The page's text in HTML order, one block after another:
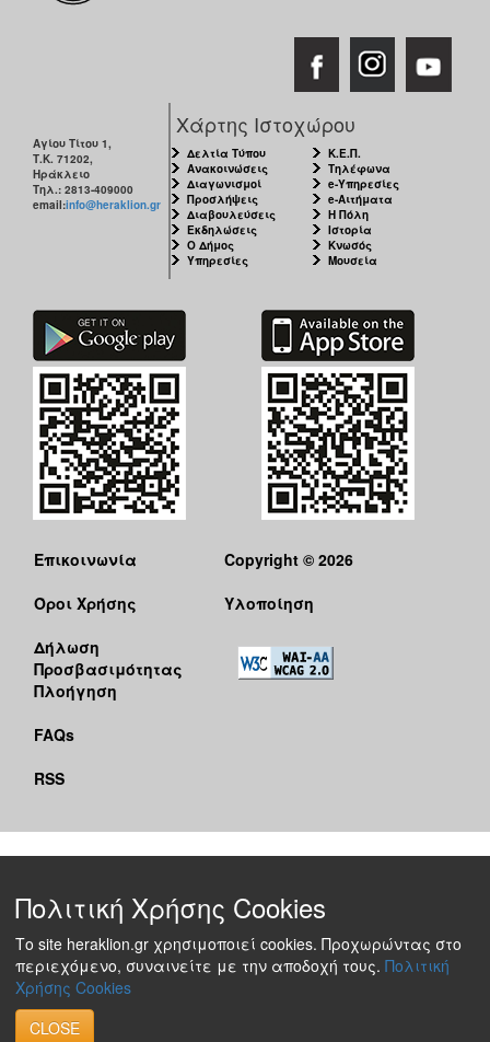
Αγίου Τίτου 1,
Τ.Κ. 71202,
Ηράκλειο
Τηλ.: 2813-409000
email:info@heraklion.gr
Χάρτης Ιστοχώρου
Δελτία Τύπου
Ανακοινώσεις
Διαγωνισμοί
Προσλήψεις
Διαβουλεύσεις
Εκδηλώσεις
Ο Δήμος
Υπηρεσίες
Κ.Ε.Π.
Τηλέφωνα
e-Υπηρεσίες
e-Αιτήματα
Η Πόλη
Ιστορία
Κνωσός
Μουσεία
Επικοινωνία
Όροι Χρήσης
Δήλωση
Προσβασιμότητας
Πλοήγηση
FAQs
RSS
Copyright © 2026
Υλοποίηση
Πολιτική Χρήσης Cookies
Το site heraklion.gr χρησιμοποιεί cookies. Προχωρώντας στο
περιεχόμενο, συναινείτε με την αποδοχή τους. Πολιτική
Χρήσης Cookies
CLOSE